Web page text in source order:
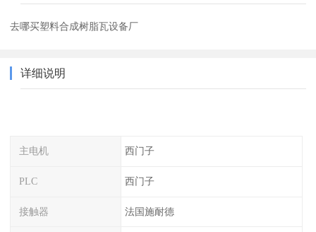
去哪买塑料合成树脂瓦设备厂
详细说明
主电机 西门子
PLC 西门子
接触器 法国施耐德